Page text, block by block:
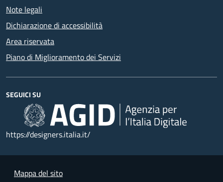
Note legali
Dichiarazione di accessibilità
Area riservata
Piano di Miglioramento dei Servizi
SEGUICI SU
https://designers.italia.it/
Mappa del sito